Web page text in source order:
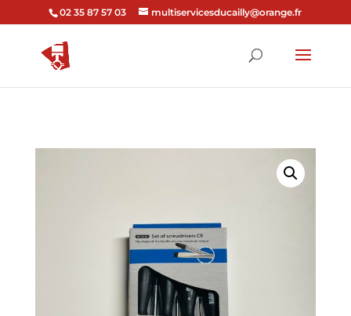
02 35 87 57 03 multiservicesducailly@orange.fr